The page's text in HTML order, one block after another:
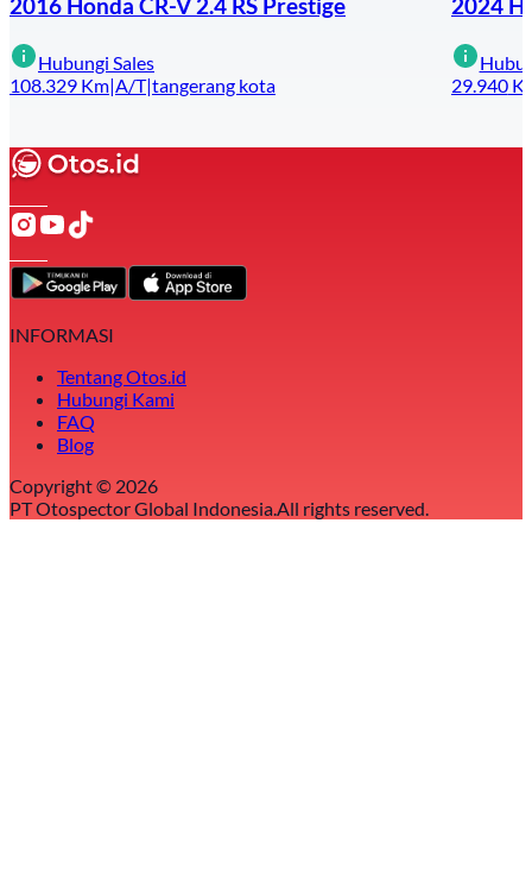
2016 Honda CR-V 2.4 RS Prestige
Hubungi Sales
108.329 Km|A/T|tangerang kota
2024
29.940
INFORMASI
Tentang Otos.id
Hubungi Kami
FAQ
Blog
Copyright © 2026
PT Otospector Global Indonesia. All rights reserved.